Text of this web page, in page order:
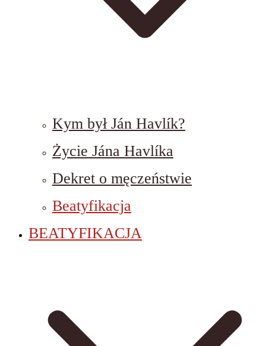
Kym był Ján Havlík?
Życie Jána Havlíka
Dekret o męczeństwie
Beatyfikacja
BEATYFIKACJA